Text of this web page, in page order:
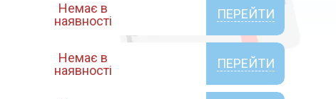
Немає в
наявності
ПЕРЕЙТИ
Немає в
наявності
ПЕРЕЙТИ